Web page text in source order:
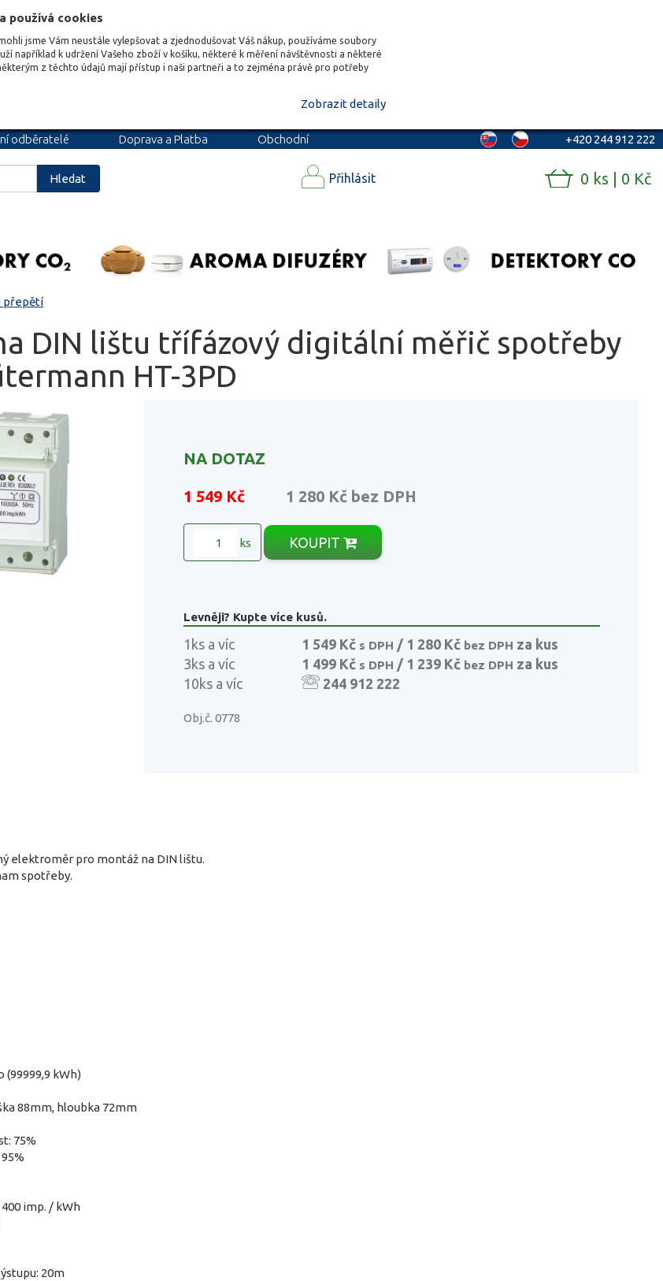
používá cookies
jsme Vám neustále vylepšovat a zjednodušovat Váš nákup, používáme soubory
například k udržení Vašeho zboží v košíku, některé k měření návštěvnosti a některé
z těchto údajů mají přístup i naši partneři a to zejména právě pro potřeby
Zobrazit detaily
odběratelé Doprava a Platba
Obchodní
+420 244 912 222
Hledat Přihlásit 0 ks | 0 Kč
přepětí
DIN lištu třífázový digitální měřič spotřeby
HT-3PD
NA DOTAZ
1 549 Kč 1 280 Kč bez DPH
ks KOUPIT
Levněji? Kupte více kusů.
1ks a víc 1 549 Kčs DPH / 1 280 Kč bez DPH za kus
3ks a víc
1 499 Kčs DPH / 1 239 Kč bez DPH za kus
10ks a víc
244 912 222
Obj.č. 0778
elektroměr pro montáž na DIN lištu.
spotřeby.
(99999,9 kWh)
88mm, hloubka 72mm
75%
imp. / kWh
20m